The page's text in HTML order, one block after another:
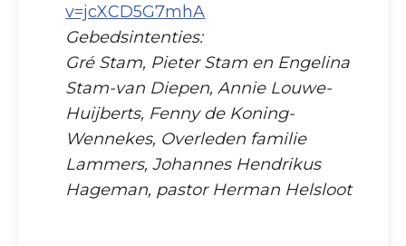
v=jcXCD5G7mhA
Gebedsintenties:
Gré Stam, Pieter Stam en Engelina
Stam-van Diepen, Annie Louwe-
Huijberts, Fenny de Koning-
Wennekes, Overleden familie
Lammers, Johannes Hendrikus
Hageman, pastor Herman Helsloot